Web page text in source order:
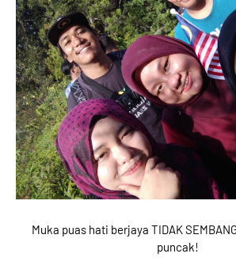
Muka puas hati berjaya TIDAK
puncak!